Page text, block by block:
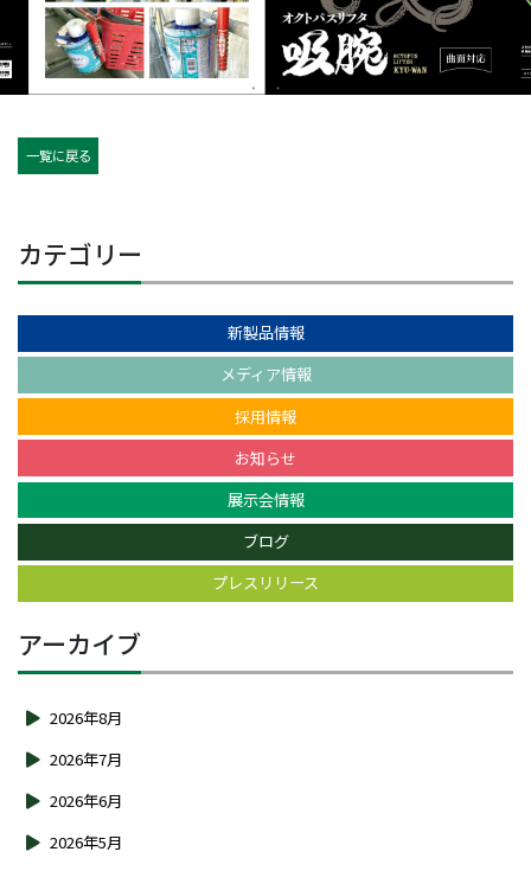
一覧に戻る
カテゴリー
新製品情報
メディア情報
採用情報
お知らせ
展示会情報
ブログ
プレスリリース
アーカイブ
2026年8月
2026年7月
2026年6月
2026年5月